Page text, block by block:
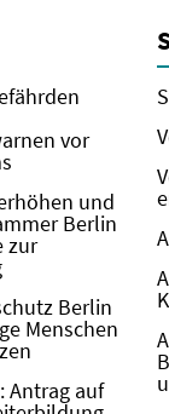
vor
und
Berlin
zur
Berlin
Menschen
Antrag auf